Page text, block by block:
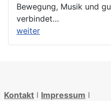
Bewegung, Musik und
verbindet…
weiter
Kontakt l Impressum l